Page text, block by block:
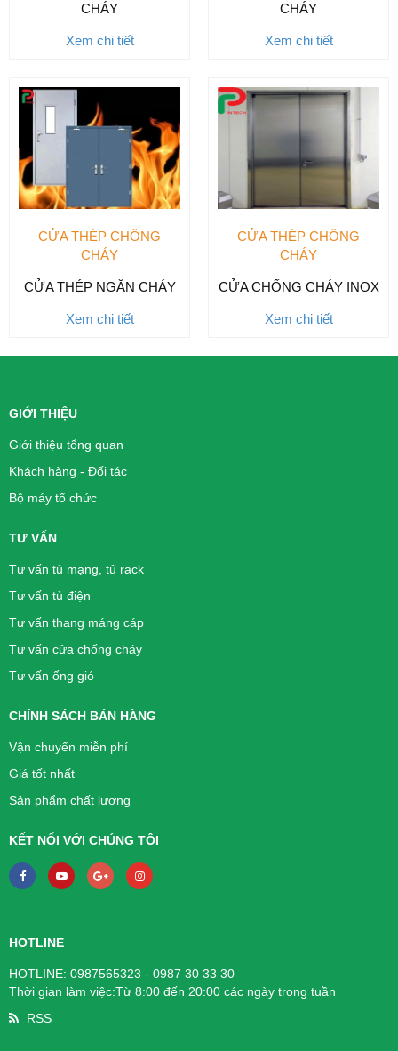
CHÁY
Xem chi tiết
CHÁY
Xem chi tiết
CỬA THÉP CHỐNG
CHÁY
CỬA THÉP NGĂN CHÁY
Xem chi tiết
CỬA THÉP CHỐNG
CHÁY
CỬA CHỐNG CHÁY INOX
Xem chi tiết
GIỚI THIỆU
Giới thiệu tổng quan
Khách hàng - Đối tác
Bộ máy tổ chức
TƯ VẤN
Tư vấn tủ mạng, tủ rack
Tư vấn tủ điện
Tư vấn thang máng cáp
Tư vấn cửa chống cháy
Tư vấn ống gió
CHÍNH SÁCH BÁN HÀNG
Vận chuyển miễn phí
Giá tốt nhất
Sản phẩm chất lượng
KẾT NỐI VỚI CHÚNG TÔI
HOTLINE
HOTLINE: 0987565323 - 0987 30 33 30
Thời gian làm việc:Từ 8:00 đến 20:00 các ngày trong tuần
RSS